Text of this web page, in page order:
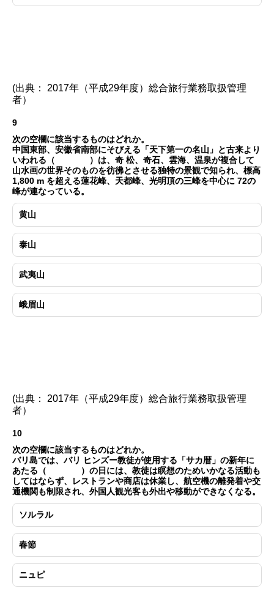
(出典： 2017年（平成29年度）総合旅行業務取扱管理
者）
9
次の空欄に該当するものはどれか。
中国東部、安徽省南部にそびえる「天下第一の名山」と古来より
いわれる（ ）は、奇 松、奇石、雲海、温泉が複合して
山水画の世界そのものを彷彿とさせる独特の景観で知られ、標高
1,800 m を超える蓮花峰、天都峰、光明頂の三峰を中心に 72の
峰が連なっている。
黄山
泰山
武夷山
峨眉山
(出典： 2017年（平成29年度）総合旅行業務取扱管理
者）
10
次の空欄に該当するものはどれか。
バリ島では、バリ ヒンズー教徒が使用する「サカ暦」の新年に
あたる（ ）の日には、教徒は瞑想のためいかなる活動も
してはならず、レストランや商店は休業し、航空機の離発着や交
通機関も制限され、外国人観光客も外出や移動ができなくなる。
ソルラル
春節
ニュピ